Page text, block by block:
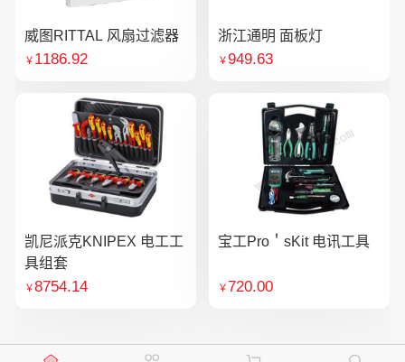
威图RITTAL 风扇过滤器
￥ 1186.92
浙江通明 面板灯
￥949.63
凯尼派克KNIPEX 电工工
具组套
￥8754.14
宝工Pro＇sKit 电讯工具
￥720.00